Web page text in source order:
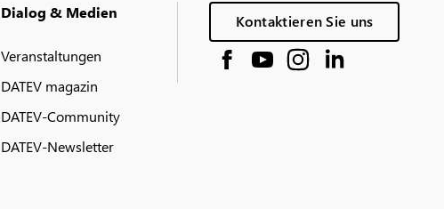
Dialog & Medien
Veranstaltungen
DATEV magazin
DATEV-Community
DATEV-Newsletter
Kontaktieren Sie uns